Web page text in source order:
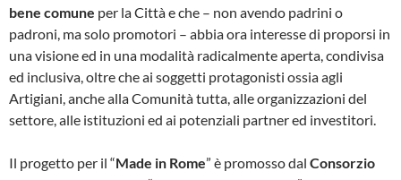
bene comune per la Città e che – non avendo padrini o
padroni, ma solo promotori – abbia ora interesse di proporsi in
una visione ed in una modalità radicalmente aperta, condivisa
ed inclusiva, oltre che ai soggetti protagonisti ossia agli
Artigiani, anche alla Comunità tutta, alle organizzazioni del
settore, alle istituzioni ed ai potenziali partner ed investitori.
Il progetto per il “Made in Rome” è promosso dal Consorzio